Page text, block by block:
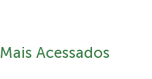
Mais Acessados